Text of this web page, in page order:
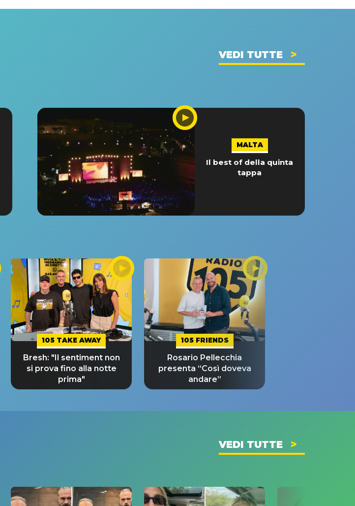
VEDI TUTTE
MALTA
Il best of della quinta
tappa
105 TAKE AWAY
Bresh: "Il sentiment non
si prova fino alla notte
prima"
105 FRIENDS
Rosario Pellecchia
presenta “Così doveva
andare”
VEDI TUTTE